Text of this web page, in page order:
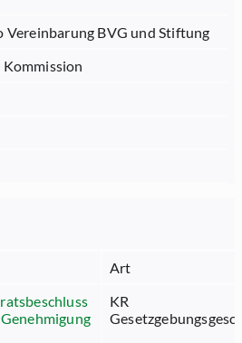
Vereinbarung BVG und Stiftung
Art
KR